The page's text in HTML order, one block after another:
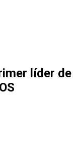
líder de